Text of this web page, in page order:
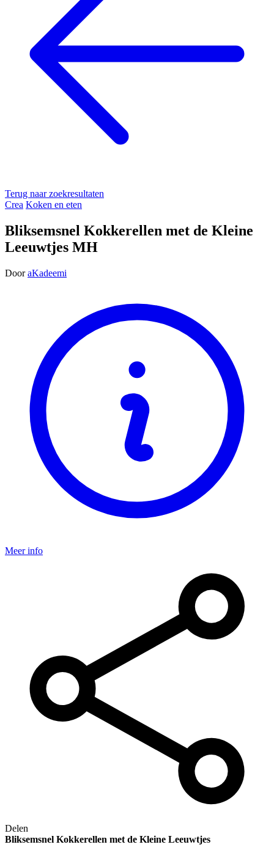
Terug naar zoekresultaten
Crea Koken en eten
Bliksemsnel Kokkerellen met de Kleine
Leeuwtjes MH
Door aKadeemi
Meer info
Delen
Bliksemsnel Kokkerellen met de Kleine Leeuwtjes